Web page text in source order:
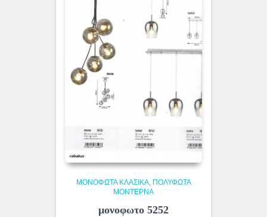
ΜΟΝΌΦΩΤΑ ΚΛΑΣΙΚΆ
ΠΟΛΎΦΩΤΑ
ΜΟΝΤΈΡΝΑ
μονοφωτο 5252